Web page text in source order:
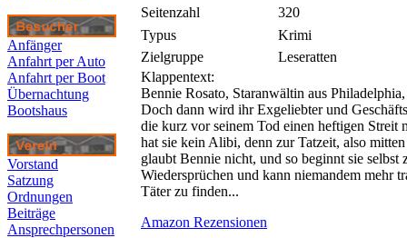
Anfänger
Anfahrt per Auto
Anfahrt per Boot
Übernachtung
Bootshaus
Vorstand
Satzung
Ordnungen
Beiträge
Ansprechpersonen
Seitenzahl
320
Typus
Krimi
Zielgruppe
Leseratten
Klappentext:
Bennie Rosato, Staranwältin aus
Doch dann wird ihr Exgeliebter und
die kurz vor seinem Tod einen heftigen Streit
hat sie kein Alibi, denn zur Tatzeit, also
glaubt Bennie nicht, und so beginnt sie
Wiedersprüchen und kann niemandem mehr
Täter zu finden...
Amazon Rezensionen